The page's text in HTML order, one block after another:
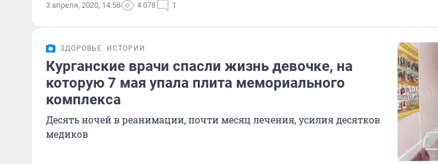
3 апреля, 2020, 14:58 4 078 1
ЗДОРОВЬЕ ИСТОРИИ
Курганские врачи спасли жизнь девочке, на
которую 7 мая упала плита мемориального
комплекса
Десять ночей в реанимации, почти месяц лечения, усилия десятков
медиков